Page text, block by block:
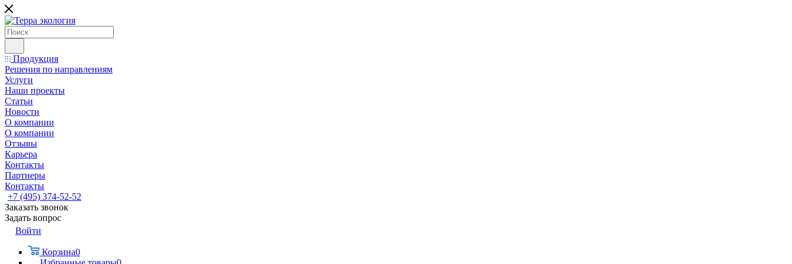
Продукция
Решения по направлениям
Услуги
Наши проекты
Статьи
Новости
О компании
О компании
Отзывы
Карьера
Контакты
Партнеры
Контакты
+7 (495) 374-52-52
Заказать звонок
Задать вопрос
Войти
Корзина0